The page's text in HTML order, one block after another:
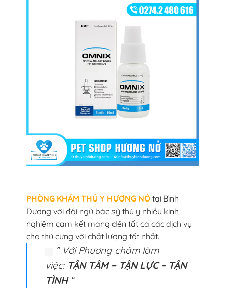
PHÒNG KHÁM THÚ Y HƯƠNG NỞtại Bình
Dương với đội ngũ bác sỹ thú y nhiều kinh
nghiệm cam kết mang đến tất cả các dịch vụ
cho thú cưng với chất lượng tốt nhất.
” Với Phương châm làm
việc: TẬN TÂM – TẬN LỰC – TẬN
TÌNH“